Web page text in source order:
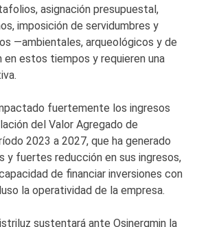
asignación presupuestal,
imposición de servidumbres y
—ambientales, arqueológicos y de
en estos tiempos y requieren una
fuertemente los ingresos
del Valor Agregado de
2023 a 2027, que ha generado
y fuertes reducción en sus ingresos,
de financiar inversiones con
la operatividad de la empresa.
sustentará ante Osinergmin la